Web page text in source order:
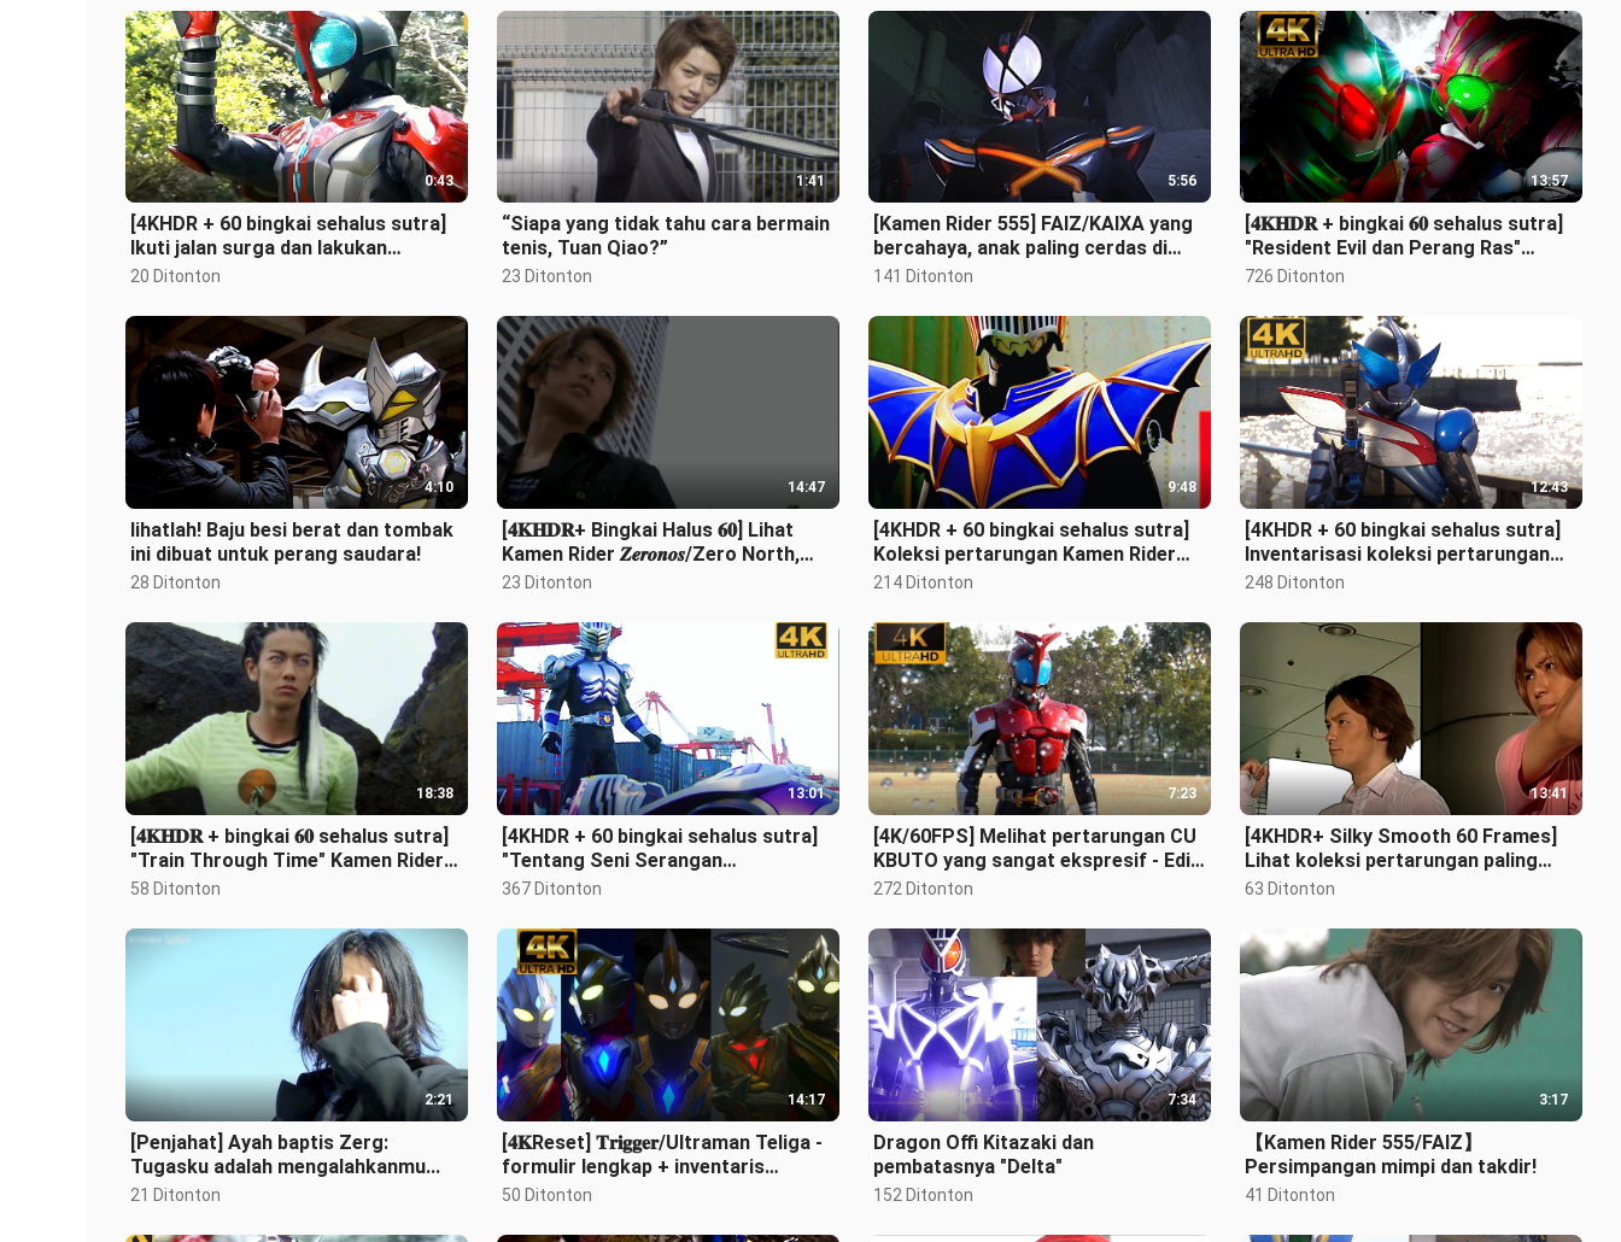
0:43
[4KHDR + 60 bingkai sehalus sutra]
Ikuti jalan surga dan lakukan
segalanya!
20 Ditonton
1:41
“Siapa yang tidak tahu cara bermain
tenis, Tuan Qiao?”
23 Ditonton
5:56
[Kamen Rider 555] FAIZ/KAIXA yang
bercahaya, anak paling cerdas di
jalanan
141 Ditonton
13:57
[𝟒𝐊𝐇𝐃𝐑 + bingkai 𝟔𝟎 sehalus sutra]
"Resident Evil dan Perang Ras"
Kamen Rider 𝐀𝐦𝐚𝐳𝐨𝐧𝐬·Transformasi
726 Ditonton
4:10
lihatlah! Baju besi berat dan tombak
ini dibuat untuk perang saudara!
28 Ditonton
14:47
[𝟒𝐊𝐇𝐃𝐑+ Bingkai Halus 𝟔𝟎] Lihat
Kamen Rider 𝒁𝒆𝒓𝒐𝒏𝒐𝒔/Zero North,
yang paling tampan dan pasti akan
23 Ditonton
9:48
[4KHDR + 60 bingkai sehalus sutra]
Koleksi pertarungan Kamen Rider
KNIGHT/Night Rider Gao Shuai yang
214 Ditonton
12:43
[4KHDR + 60 bingkai sehalus sutra]
Inventarisasi koleksi pertarungan
tampan Kamen Rider DRAKE
248 Ditonton
18:38
[𝟒𝐊𝐇𝐃𝐑 + bingkai 𝟔𝟎 sehalus sutra]
"Train Through Time" Kamen Rider
Den-O/𝐃𝐄𝐍-𝐎·Ryotaro
58 Ditonton
13:01
[4KHDR + 60 bingkai sehalus sutra]
"Tentang Seni Serangan
Menyelinap" - Hadiah Utama
367 Ditonton
7:23
[4K/60FPS] Melihat pertarungan CU
KBUTO yang sangat ekspresif - Edisi
1
272 Ditonton
13:41
[4KHDR+ Silky Smooth 60 Frames]
Lihat koleksi pertarungan paling
keren Kamen Rider RYUKI!
63 Ditonton
2:21
[Penjahat] Ayah baptis Zerg:
Tugasku adalah mengalahkanmu...
21 Ditonton
14:17
[𝟒𝐊Reset] 𝐓𝐫𝐢𝐠𝐠𝐞𝐫/Ultraman Teliga -
formulir lengkap + inventaris
keterampilan mematikan yang khas!
50 Ditonton
7:34
Dragon Offi Kitazaki dan
pembatasnya "Delta"
152 Ditonton
3:17
【Kamen Rider 555/FAIZ】
Persimpangan mimpi dan takdir!
41 Ditonton